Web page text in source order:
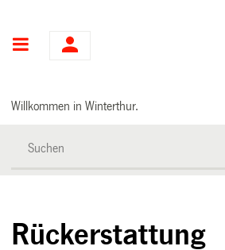
Hauptnavigation
Willkommen in Winterthur.
Rückerstattung